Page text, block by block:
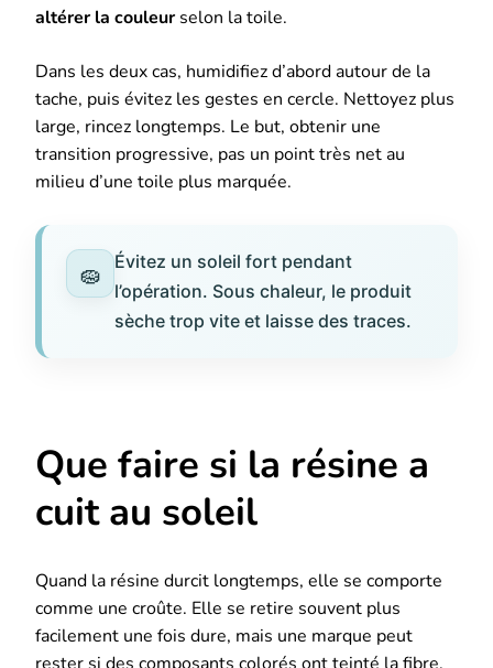
altérer la couleurselon la toile.
Dans les deux cas, humidifiez d’abord autour de la
tache, puis évitez les gestes en cercle. Nettoyez plus
large, rincez longtemps. Le but, obtenir une
transition progressive, pas un point très net au
milieu d’une toile plus marquée.
Évitez un soleil fort pendant
l’opération. Sous chaleur, le produit
sèche trop vite et laisse des traces.
Que faire si la résine a
cuit au soleil
Quand la résine durcit longtemps, elle se comporte
comme une croûte. Elle se retire souvent plus
facilement une fois dure, mais une marque peut